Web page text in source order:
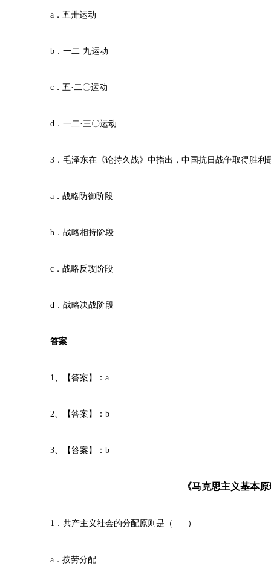
a．五卅运动
b．一二·九运动
c．五·二〇运动
d．一二·三〇运动
3．毛泽东在《论持久战》中指出，中国抗日战争取得胜
a．战略防御阶段
b．战略相持阶段
c．战略反攻阶段
d．战略决战阶段
答案
1、【答案】：a
2、【答案】：b
3、【答案】：b
《马克思主义基本
1．共产主义社会的分配原则是（ ）
a．按劳分配